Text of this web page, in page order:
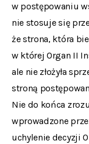
w postępowaniu
nie stosuje się
że strona, która
w której Organ II
ale nie złożyła
stroną
Nie do końca
wprowadzone
uchylenie decyzji